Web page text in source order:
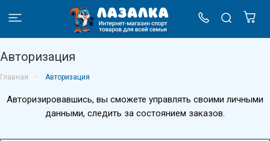
Авторизация
Главная – Авторизация
Авторизировавшись, вы сможете управлять своими личными
данными, следить за состоянием заказов.